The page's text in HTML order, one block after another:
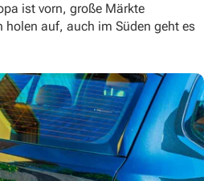
ist vorn, große Märkte
holen auf, auch im Süden geht es